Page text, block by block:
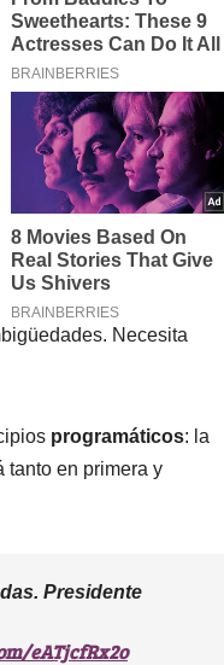
Necesita
programáticos: la
tanto en primera y
Presidente
eATjcfRx2o